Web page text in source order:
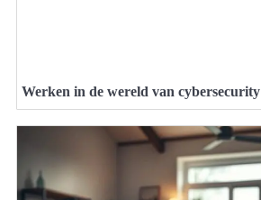
Werken in de wereld van cybersecurity